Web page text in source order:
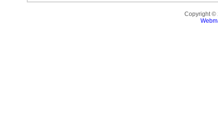
Copyright ©